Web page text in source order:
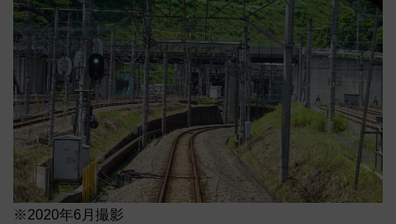
※2020年6月撮影